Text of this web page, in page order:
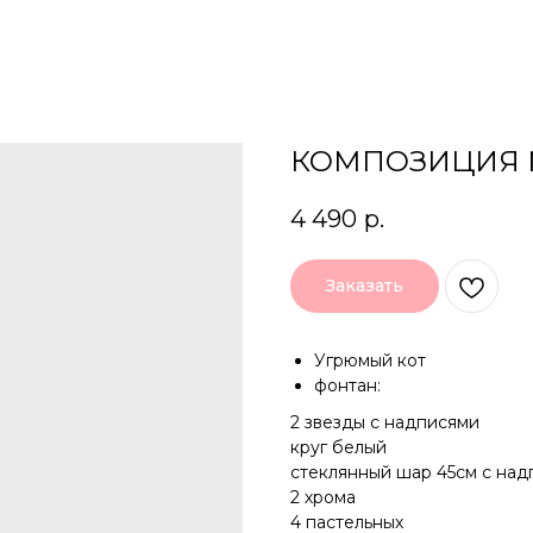
КОМПОЗИЦИЯ
4 490 р.
Заказать
Угрюмый кот
фонтан:
2 звезды с надписями
круг белый
стеклянный шар 45см с
2 хрома
4 пастельных